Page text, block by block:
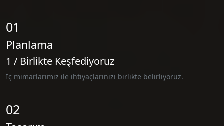
01
Planlama
1 / Birlikte Keşfediyoruz
İç mimarlarımız ile ihtiyaçlarınızı birlikte belirliyoruz.
02